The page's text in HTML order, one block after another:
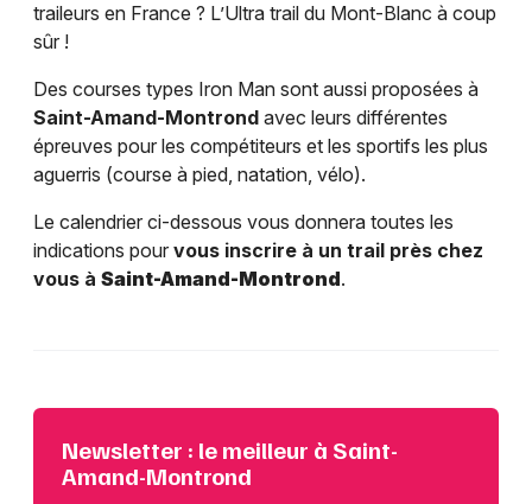
traileurs en France ? L’Ultra trail du Mont-Blanc à coup
sûr !
Des courses types Iron Man sont aussi proposées à
Saint-Amand-Montrond avec leurs différentes
épreuves pour les compétiteurs et les sportifs les plus
aguerris (course à pied, natation, vélo).
Le calendrier ci-dessous vous donnera toutes les
indications pour vous inscrire à un trail près chez
vous à Saint-Amand-Montrond.
Newsletter : le meilleur à Saint-
Amand-Montrond